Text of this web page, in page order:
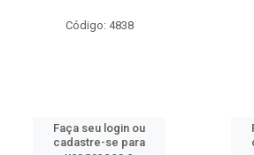
Código: 4838
Faça seu login ou
cadastre-se para